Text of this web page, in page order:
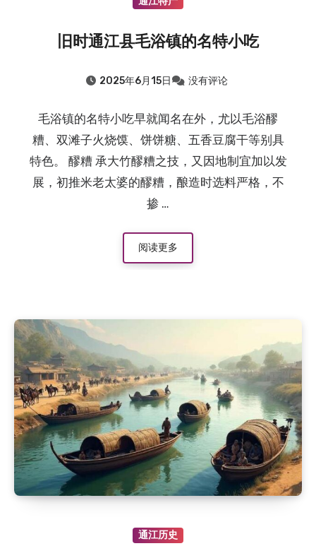
旧时通江县毛浴镇的名特小吃
2025年6月15日 没有评论
毛浴镇的名特小吃早就闻名在外，尤以毛浴醪
糟、双滩子火烧馍、饼饼糖、五香豆腐干等别具
特色。 醪糟 承大竹醪糟之技，又因地制宜加以发
展，初推米老太婆的醪糟，酿造时选料严格，不
掺 …
阅读更多
通江历史